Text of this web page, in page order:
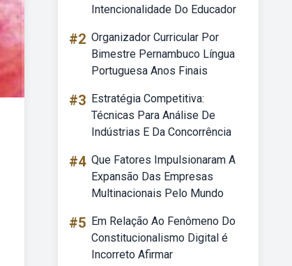
Intencionalidade Do Educador
#2 Organizador Curricular Por
Bimestre Pernambuco Língua
Portuguesa Anos Finais
#3 Estratégia Competitiva:
Técnicas Para Análise De
Indústrias E Da Concorrência
#4 Que Fatores Impulsionaram A
Expansão Das Empresas
Multinacionais Pelo Mundo
#5 Em Relação Ao Fenômeno Do
Constitucionalismo Digital é
Incorreto Afirmar